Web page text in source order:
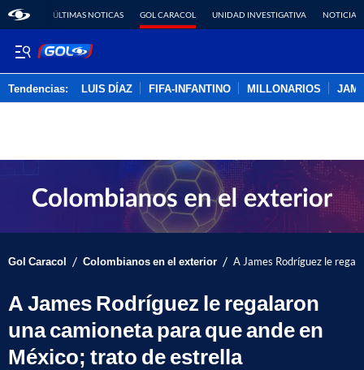
ÚLTIMAS NOTICAS GOL CARACOL UNIDAD INVESTIGATIVA NOTICIAS
Tendencias: LUIS DÍAZ FIFA-INFANTINO MILLONARIOS
Gol Caracol / Colombianos en el exterior / A James Rodríguez le
A James Rodríguez le regalaron
una camioneta para que ande en
México; trato de estrella